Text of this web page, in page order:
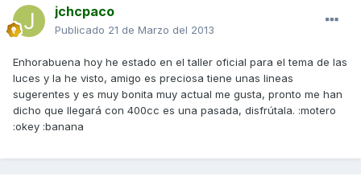
jchcpaco
Publicado 21 de Marzo del 2013
Enhorabuena hoy he estado en el taller oficial para el tema de las
luces y la he visto, amigo es preciosa tiene unas lineas
sugerentes y es muy bonita muy actual me gusta, pronto me han
dicho que llegará con 400cc es una pasada, disfrútala. :motero
:okey :banana